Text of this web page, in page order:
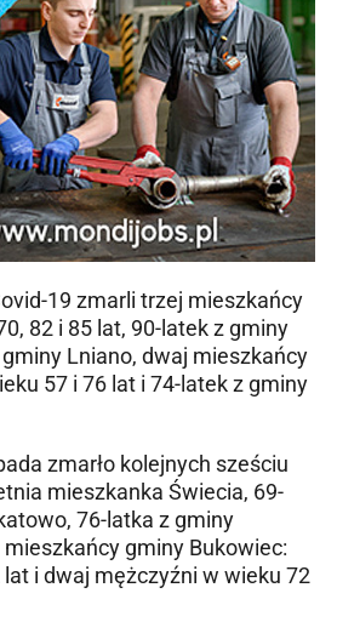
19 zmarli trzej mieszkańcy
82 i 85 lat, 90-latek z gminy
Lniano, dwaj mieszkańcy
57 i 76 lat i 74-latek z gminy
zmarło kolejnych sześciu
mieszkanka Świecia, 69-
76-latka z gminy
gminy Bukowiec:
i dwaj mężczyźni w wieku 72